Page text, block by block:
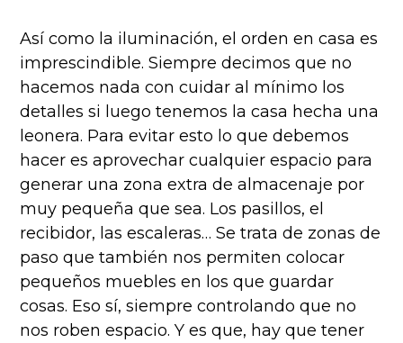
Así como la iluminación, el orden en casa es
imprescindible. Siempre decimos que no
hacemos nada con cuidar al mínimo los
detalles si luego tenemos la casa hecha una
leonera. Para evitar esto lo que debemos
hacer es aprovechar cualquier espacio para
generar una zona extra de almacenaje por
muy pequeña que sea. Los pasillos, el
recibidor, las escaleras… Se trata de zonas de
paso que también nos permiten colocar
pequeños muebles en los que guardar
cosas. Eso sí, siempre controlando que no
nos roben espacio. Y es que, hay que tener